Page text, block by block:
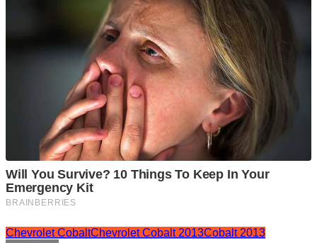
Chevrolet CobaltChevrolet Cobalt 2013Cobalt 2013